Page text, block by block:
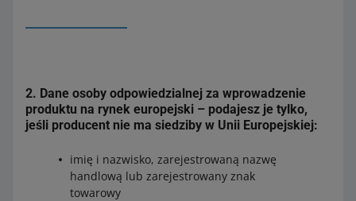
2. Dane osoby odpowiedzialnej za wprowadzenie
produktu na rynek europejski – podajesz je tylko,
jeśli producent nie ma siedziby w Unii Europejskiej:
imię i nazwisko, zarejestrowaną nazwę
handlową lub zarejestrowany znak
towarowy